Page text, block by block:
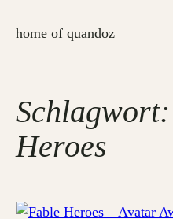
Inhalthome of quandoz
Heroes